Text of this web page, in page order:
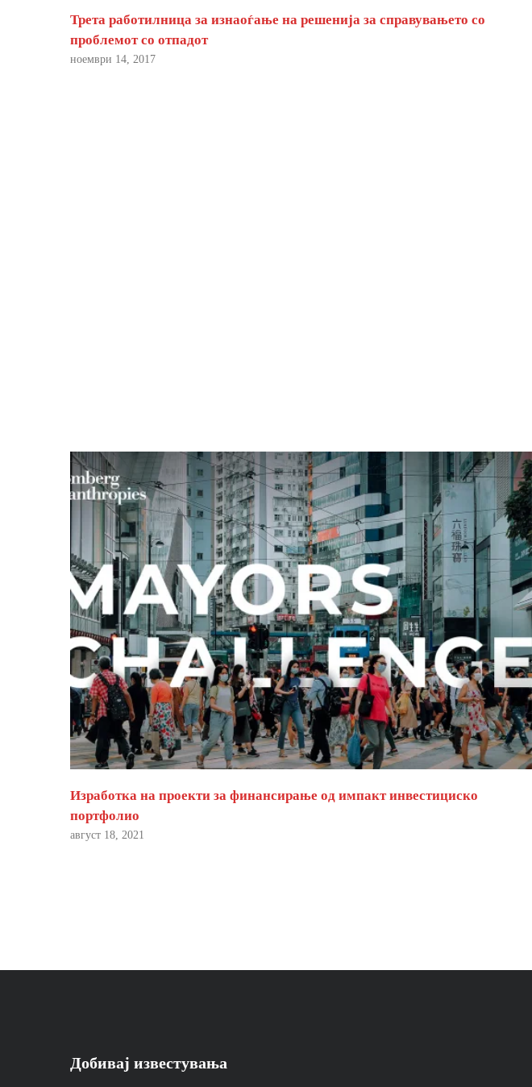
Трета работилница за изнаоѓање на решенија за справувањето со
проблемот со отпадот
ноември 14, 2017
Изработка на проекти за финансирање од импакт инвестициско
портфолио
август 18, 2021
Добивај известувања